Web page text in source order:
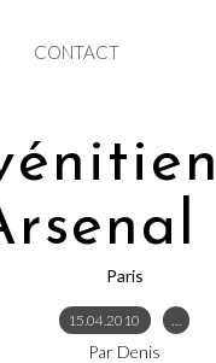
CONTACT
Paris
15.04.2010 …
Par Denis